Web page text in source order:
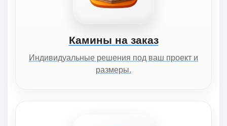
Камины на заказ
Индивидуальные решения под ваш проект и
размеры.